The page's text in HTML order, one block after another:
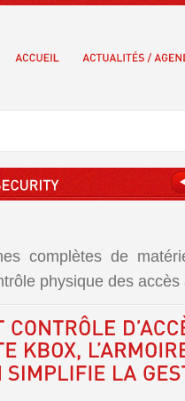
complètes de
physique des accès